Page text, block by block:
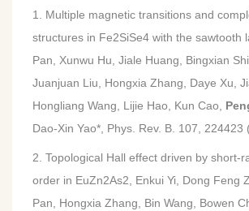
1. Multiple magnetic transitions and
structures in Fe2SiSe4 with the sawtooth
Pan, Xunwu Hu, Jiale Huang, Bingxian
Juanjuan Liu, Hongxia Zhang, Daye Xu,
Hongliang Wang, Lijie Hao, Kun Cao,
Dao-Xin Yao*, Phys. Rev. B. 107, 224423
2. Topological Hall effect driven by short-
order in EuZn2As2, Enkui Yi, Dong Feng
Pan, Hongxia Zhang, Bin Wang, Bowen